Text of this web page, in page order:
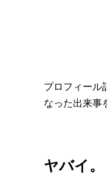
プロフィール
なった出来事
ヤバイ。